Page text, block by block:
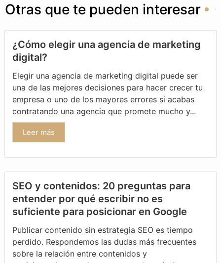
Otras que te pueden interesar
¿Cómo elegir una agencia de marketing
digital?
Elegir una agencia de marketing digital puede ser
una de las mejores decisiones para hacer crecer tu
empresa o uno de los mayores errores si acabas
contratando una agencia que promete mucho y...
Leer más
SEO y contenidos: 20 preguntas para
entender por qué escribir no es
suficiente para posicionar en Google
Publicar contenido sin estrategia SEO es tiempo
perdido. Respondemos las dudas más frecuentes
sobre la relación entre contenidos y